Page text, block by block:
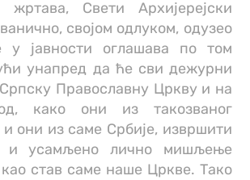
жртава, Свети Архијерејски
својом одлуком, одузео
јавности оглашава по том
унапред да ће сви дежурни
Православну Цркву и на
како они из такозваног
и они из саме Србије, извршити
и усамљено лично мишљење
став саме наше Цркве. Тако